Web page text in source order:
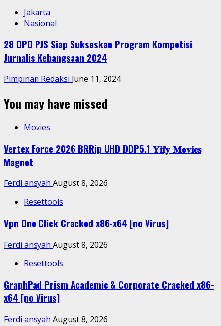
Jakarta
Nasional
28 DPD PJS Siap Sukseskan Program Kompetisi
Jurnalis Kebangsaan 2024
Pimpinan Redaksi June 11, 2024
You may have missed
Movies
Vertex Force 2026 BRRip UHD DDP5.1 𝐘𝐢𝐟𝐲 𝐌𝐨𝐯𝐢𝐞𝐬
Magnet
Ferdi ansyah August 8, 2026
Resettools
Vpn One Click Cracked x86-x64 [no Virus]
Ferdi ansyah August 8, 2026
Resettools
GraphPad Prism Academic & Corporate Cracked x86-
x64 [no Virus]
Ferdi ansyah August 8, 2026